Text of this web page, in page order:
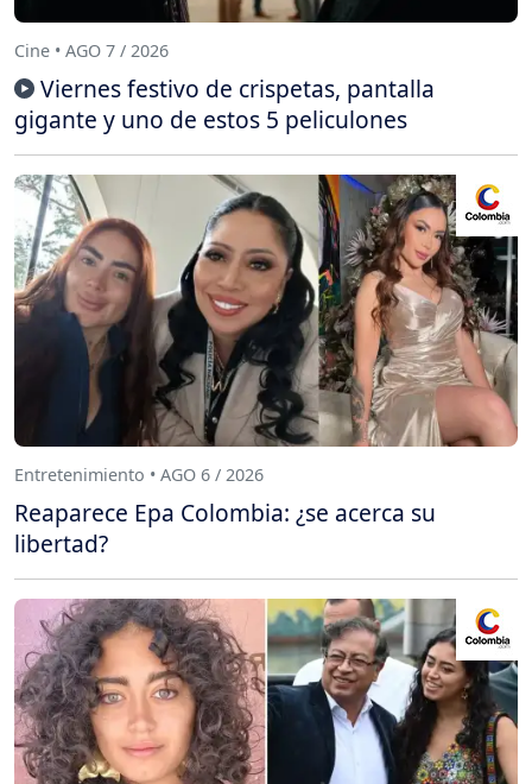
Cine • AGO 7 / 2026
Viernes festivo de crispetas, pantalla
gigante y uno de estos 5 peliculones
Entretenimiento • AGO 6 / 2026
Reaparece Epa Colombia: ¿se acerca su
libertad?